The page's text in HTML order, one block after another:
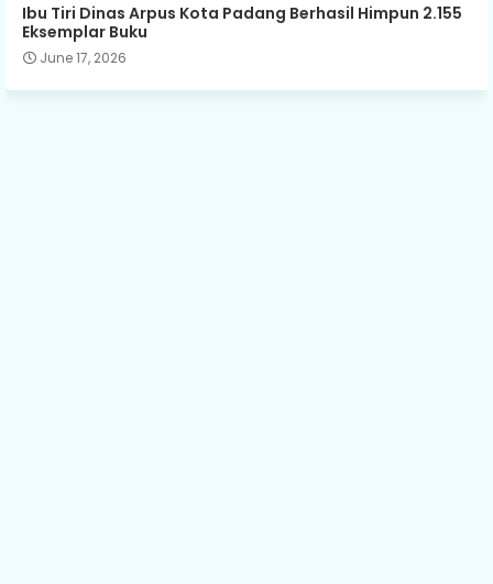
Ibu Tiri Dinas Arpus Kota Padang Berhasil Himpun 2.155
Eksemplar Buku
June 17, 2026